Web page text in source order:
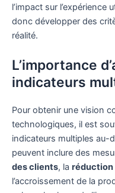
l’impact sur
donc développer des
réalité.
L’importance
indicateurs
Pour obtenir une vision
technologiques, il est
indicateurs multiples au-
peuvent inclure des
des clients, la réduction
l’accroissement de la